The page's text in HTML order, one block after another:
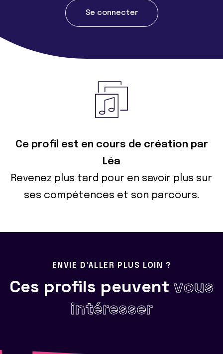
Se connecter
Ce profil est en cours de création par
Léa
Revenez plus tard pour en savoir plus sur
ses compétences et son parcours.
ENVIE D'ALLER PLUS LOIN ?
Ces profils peuvent vous
intéresser